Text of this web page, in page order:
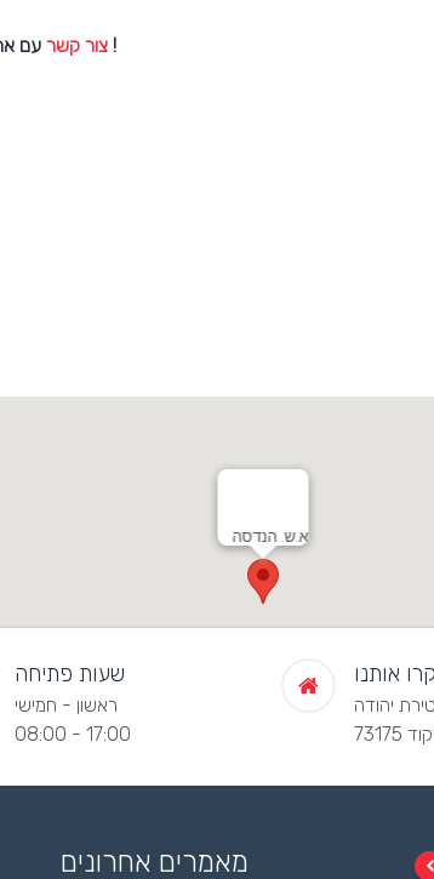
צור קשר עם אחד מיועצי הכיבוי שלנו ונשמח לתת לך את מירב המידע בנושא !
א.ש. הנדסה
שעות פתיחה
ראשון - חמישי
08:00 - 17:00
אותנו
73175
מאמרים אחרונים